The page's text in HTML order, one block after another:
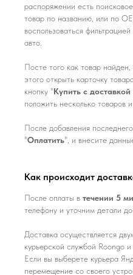
распоряжении есть
товар по названию, или по
воспользоваться
авто.
Посте того как товар
этого открыть карточку
кнопку "Купить с доставкой
положить несколько товаров
После добавления
"Оплатить", и внесите
Как происходит
После оплаты в течении 5
телефону и уточним детали
Доставка осуществляется
курьерской службой Roongo
Если вы выберете курьера
перемещение со своего